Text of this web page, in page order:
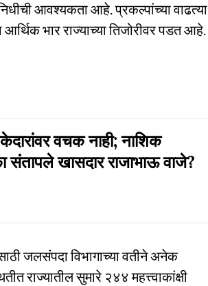
आवश्यकता आहे. प्रकल्पांच्या वाढत्या
भार राज्याच्या तिजोरीवर पडत आहे.
वचक नाही; नाशिक
संतापले खासदार राजाभाऊ वाजे?
जलसंपदा विभागाच्या वतीने अनेक
राज्यातील सुमारे २४४ महत्त्वाकांक्षी